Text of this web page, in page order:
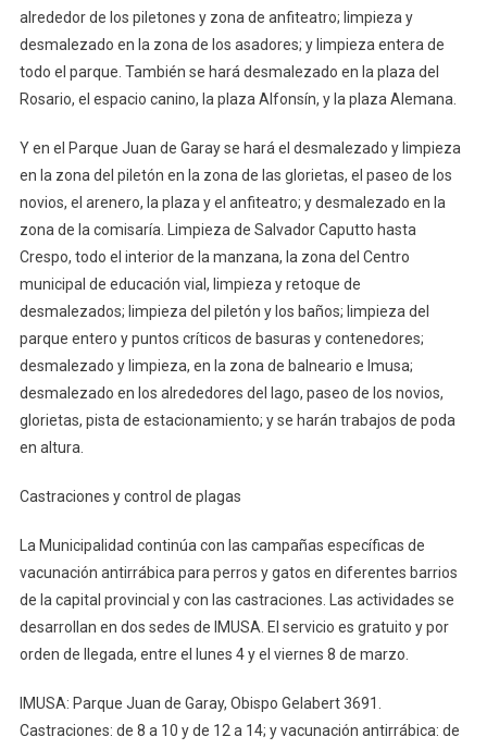
alrededor de los piletones y zona de anfiteatro; limpieza y
desmalezado en la zona de los asadores; y limpieza entera de
todo el parque. También se hará desmalezado en la plaza del
Rosario, el espacio canino, la plaza Alfonsín, y la plaza Alemana.
Y en el Parque Juan de Garay se hará el desmalezado y limpieza
en la zona del piletón en la zona de las glorietas, el paseo de los
novios, el arenero, la plaza y el anfiteatro; y desmalezado en la
zona de la comisaría. Limpieza de Salvador Caputto hasta
Crespo, todo el interior de la manzana, la zona del Centro
municipal de educación vial, limpieza y retoque de
desmalezados; limpieza del piletón y los baños; limpieza del
parque entero y puntos críticos de basuras y contenedores;
desmalezado y limpieza, en la zona de balneario e Imusa;
desmalezado en los alrededores del lago, paseo de los novios,
glorietas, pista de estacionamiento; y se harán trabajos de poda
en altura.
Castraciones y control de plagas
La Municipalidad continúa con las campañas específicas de
vacunación antirrábica para perros y gatos en diferentes barrios
de la capital provincial y con las castraciones. Las actividades se
desarrollan en dos sedes de IMUSA. El servicio es gratuito y por
orden de llegada, entre el lunes 4 y el viernes 8 de marzo.
IMUSA: Parque Juan de Garay, Obispo Gelabert 3691.
Castraciones: de 8 a 10 y de 12 a 14; y vacunación antirrábica: de